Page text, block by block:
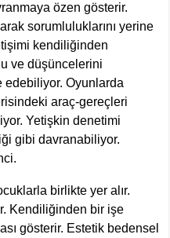
özen gösterir.
sorumluluklarını yerine
kendiliğinden
ve düşüncelerini
edebiliyor. Oyunlarda
araç-gereçleri
Yetişkin denetimi
gibi davranabiliyor.
birlikte yer alır.
Kendiliğinden bir işe
gösterir. Estetik bedensel